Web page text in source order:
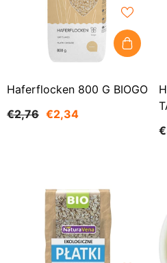
Haferflocken 800 G BIOGO
€2,76 €2,34